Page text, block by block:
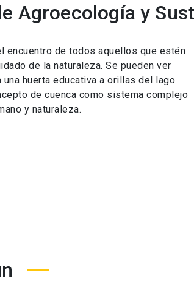
Agroecología y
encuentro de todos aquellos que estén
de la naturaleza. Se pueden ver
huerta educativa a orillas del lago
de cuenca como sistema complejo
y naturaleza.